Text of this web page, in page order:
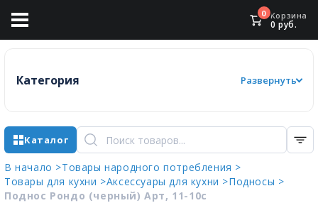
0 Корзина
0 руб.
Категория Развернуть
Каталог
В начало >Товары народного потребления >
Товары для кухни >Аксессуары для кухни >Подносы >
Поднос Рондо (черный) Арт, 11-10с